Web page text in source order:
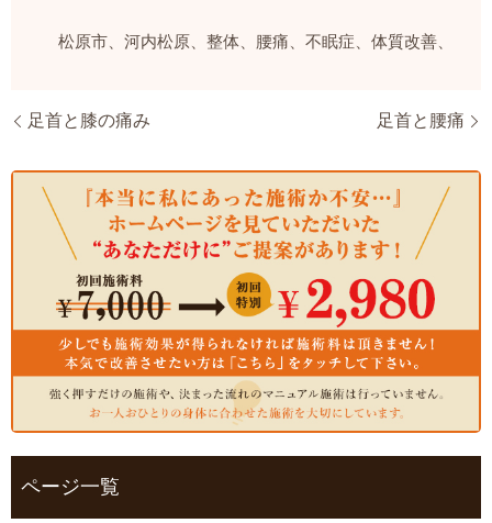
松原市、河内松原、整体、腰痛、不眠症、体質改善、
足首と膝の痛み 足首と腰痛
ページ一覧